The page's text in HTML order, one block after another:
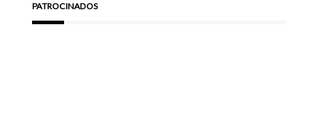
PATROCINADOS